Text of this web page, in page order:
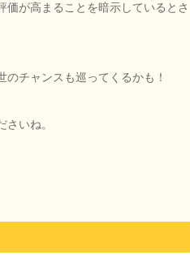
が高まることを暗示しているとさ
のチャンスも巡ってくるかも！
いね。